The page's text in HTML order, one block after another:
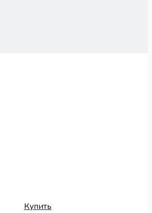
Купить